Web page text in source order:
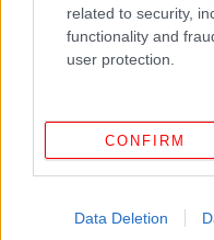
related to security,
functionality and
user protection.
CONFIRM
Data Deletion
Μεταξουργείο: